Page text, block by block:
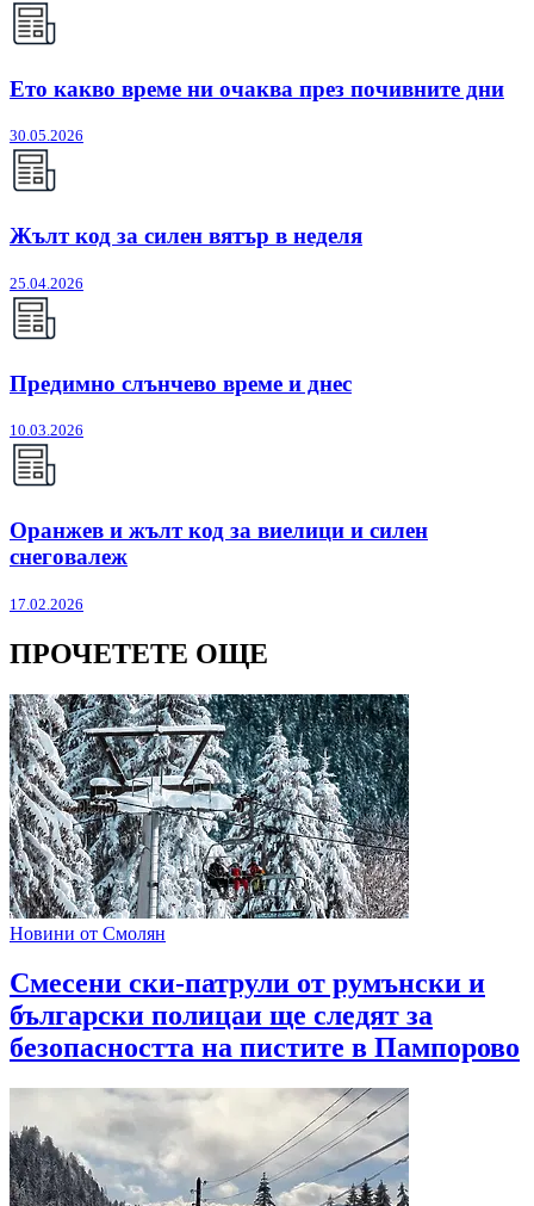
Ето какво време ни очаква през почивните дни
30.05.2026
Жълт код за силен вятър в неделя
25.04.2026
Предимно слънчево време и днес
10.03.2026
Оранжев и жълт код за виелици и силен
снеговалеж
17.02.2026
ПРОЧЕТЕТЕ ОЩЕ
Новини от Смолян
Смесени ски-патрули от румънски и
български полицаи ще следят за
безопасността на пистите в Пампорово